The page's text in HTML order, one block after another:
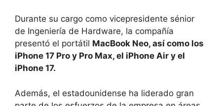
Durante su cargo como vicepresidente sénior
de Ingeniería de Hardware, la compañía
presentó el portátil MacBook Neo, así como los
iPhone 17 Pro y Pro Max, el iPhone Air y el
iPhone 17.
Además, el estadounidense ha liderado gran